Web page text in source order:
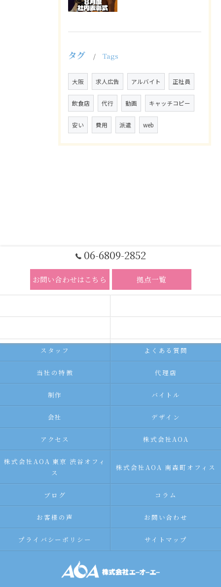
タグ Tags
大阪 求人広告 アルバイト 正社員
飲食店 代行 動画 キャッチコピー
安い 費用 派遣 web
06-6809-2852
お問い合わせはこちら 拠点一覧
スタッフ よくある質問
当社の特徴 代理店
制作 バイトル
会社 デザイン
アクセス 株式会社AOA
株式会社AOA 東京 渋谷オフィ
ス
株式会社AOA 南森町オフィス
ブログ コラム
お客様の声 お問い合わせ
プライバシーポリシー サイトマップ